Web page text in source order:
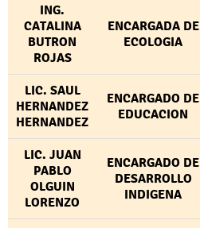
ING.
CATALINA
BUTRON
ROJAS
ENCARGADA DE
ECOLOGIA
LIC. SAUL
HERNANDEZ
HERNANDEZ
ENCARGADO DE
EDUCACION
LIC. JUAN
PABLO
OLGUIN
LORENZO
ENCARGADO DE
DESARROLLO
INDIGENA